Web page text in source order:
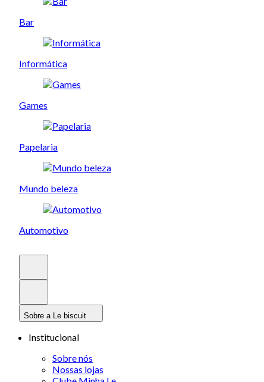
Bar
Informática
Games
Papelaria
Mundo beleza
Automotivo
Sobre a Le biscuit
Institucional
Sobre nós
Nossas lojas